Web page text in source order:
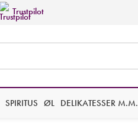
Trustpilot
SPIRITUS ØL DELIKATESSER M.M.